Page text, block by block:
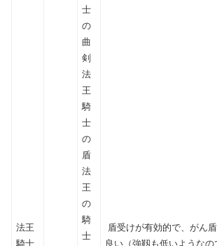
法王
騎士
士
の
曲
剣
法
王
騎
士
の
盾
法
王
の
騎
士
盾受けが有効的で、がん
良い（強靱も低いような